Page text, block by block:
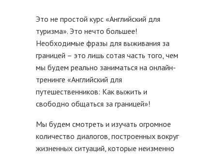
Это не простой курс «Английский для
туризма». Это нечто большее!
Необходимые фразы для выживания за
границей – это лишь сотая часть того, чем
мы будем реально заниматься на онлайн-
тренинге «Английский для
путешественников: Как выжить и
свободно общаться за границей»!
Мы будем смотреть и изучать огромное
количество диалогов, построенных вокруг
жизненных ситуаций, которые неизменно